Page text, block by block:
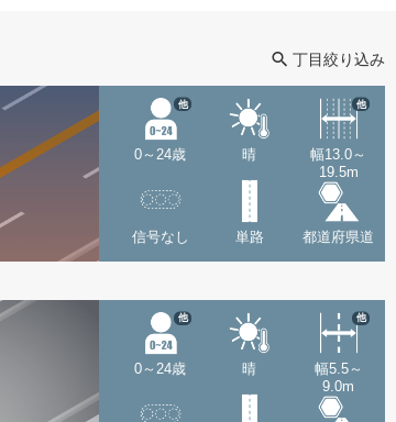
丁目絞り込み
0～24歳
他
晴
幅13.0～
19.5m
他
信号なし 単路 都道府県道
0～24歳
他
晴
幅5.5～
9.0m
他